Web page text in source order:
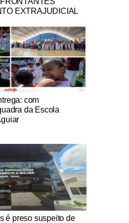
EXTRAJUDICIAL
com
da Escola
é preso suspeito de